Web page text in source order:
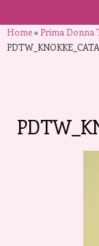
Home»Prima Donna